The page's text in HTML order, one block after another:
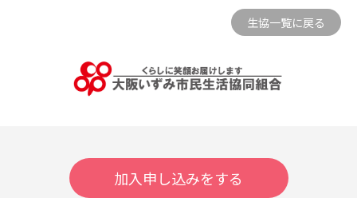
⽣協⼀覧に戻る
加入申し込みをする